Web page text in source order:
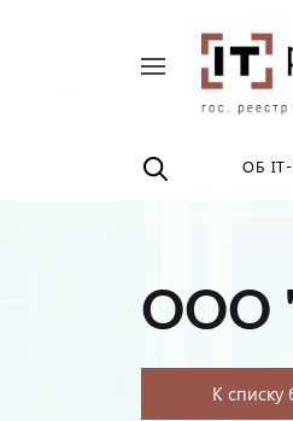
ОБ
ООО
К списку